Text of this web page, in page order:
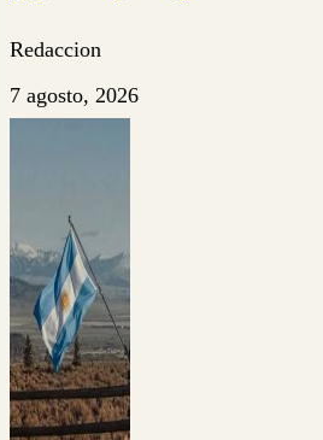
Redaccion
7 agosto, 2026